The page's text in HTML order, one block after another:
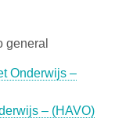
general
Onderwijs –
– (HAVO)